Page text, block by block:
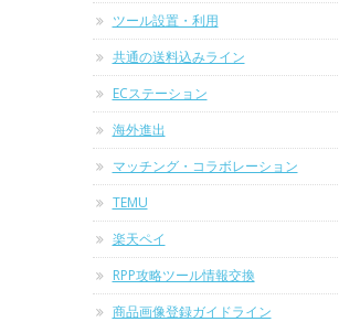
ツール設置・利用
共通の送料込みライン
ECステーション
海外進出
マッチング・コラボレーション
TEMU
楽天ペイ
RPP攻略ツール情報交換
商品画像登録ガイドライン